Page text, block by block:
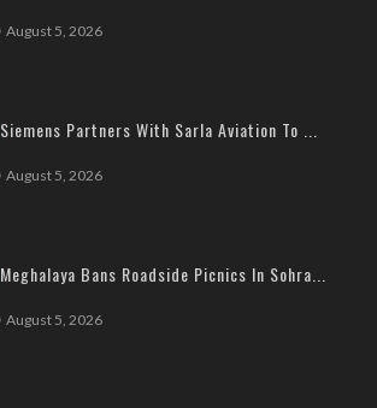
August 5, 2026
Siemens Partners With Sarla Aviation To ...
August 5, 2026
Meghalaya Bans Roadside Picnics In Sohra...
August 5, 2026